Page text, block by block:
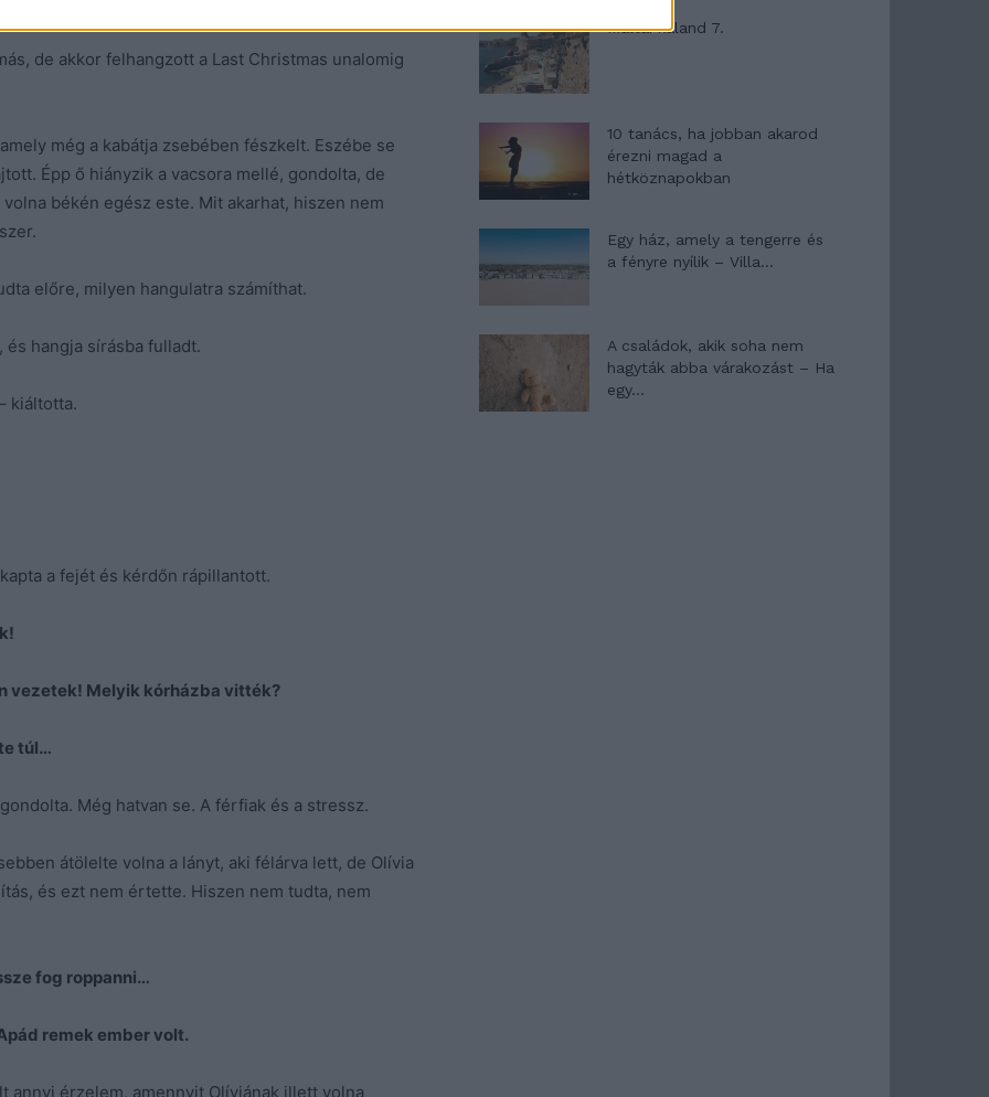
de akkor felhangzott a Last Christmas unalomig
még a kabátja zsebében fészkelt. Eszébe se
Épp ő hiányzik a vacsora mellé, gondolta, de
békén egész este. Mit akarhat, hiszen nem
előre, milyen hangulatra számíthat.
és hangja sírásba fulladt.
kiáltotta.
a fejét és kérdőn rápillantott.
vezetek! Melyik kórházba vitték?
túl…
Még hatvan se. A férfiak és a stressz.
átölelte volna a lányt, aki félárva lett, de Olívia
és ezt nem értette. Hiszen nem tudta, nem
fog roppanni…
remek ember volt.
annyi érzelem, amennyit Olíviának illett volna
Máltai kaland 7.
10 tanács, ha jobban akarod
érezni magad a
hétköznapokban
Egy ház, amely a tengerre és
a fényre nyílik – Villa...
A családok, akik soha nem
hagyták abba várakozást – Ha
egy...